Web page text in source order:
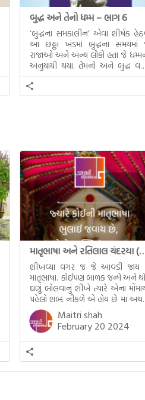
બુદ્ધ અને તેનો ધમ્મ – ભાગ 6
‘બુદ્ધના સમકાલીન’ એવા શીર્ષક
આ છઠ્ઠા ખંડમાં બુદ્ધના સમયમાં
રાજાઓ અને અન્ય લોકો હતા જે
અનુયાયી થયા. તેમનો અને બુદ્ધ
થયેલો સત્સંગ વીશે જાણકારી મળે છે.
માતૃભાષા અને રતિલાલ
શીખવ્યા વગર જ જે આવડી જાય
માતૃભાષા. કોઈપણ બાળક જન્મે અને
ઘણું બોલવાનું શીખે ત્યારે એના
પહેલો શબ્દ નીકળે એ હોય છે મા
મમ એટલે કે ખાવાનું. વળી આપણે
બાળકને સૂવડાવવા માટે જે ગીત કે
હાલરડાં ગાઈએ છીએ તે પણ આપણે
ગુજરાતીમાં જ ગાઈએ છીએ અંગ્રેજી
નથી ગાતા. આમ બાળકને […]
Maitri shah
February 20 2024